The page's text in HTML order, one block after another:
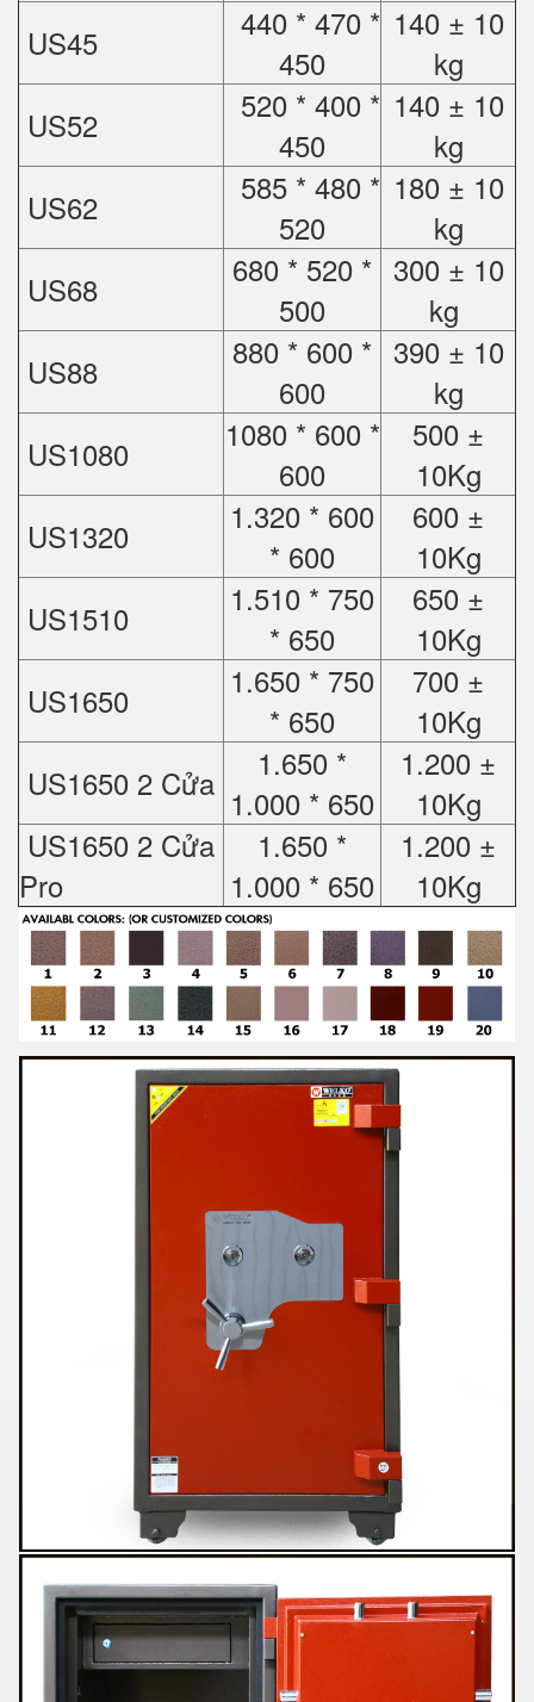
US45
440 * 470 *
450
140 ± 10
kg
US52
520 * 400 *
450
140 ± 10
kg
US62
585 * 480 *
520
180 ± 10
kg
US68
680 * 520 *
500
300 ± 10
kg
US88
880 * 600 *
600
390 ± 10
kg
US1080
1080 * 600 *
600
500 ±
10Kg
US1320
1.320 * 600
* 600
600 ±
10Kg
US1510
1.510 * 750
* 650
650 ±
10Kg
US1650
1.650 * 750
* 650
700 ±
10Kg
US1650 2 Cửa
1.650 *
1.000 * 650
1.200 ±
10Kg
US1650 2 Cửa
Pro
1.650 *
1.000 * 650
1.200 ±
10Kg